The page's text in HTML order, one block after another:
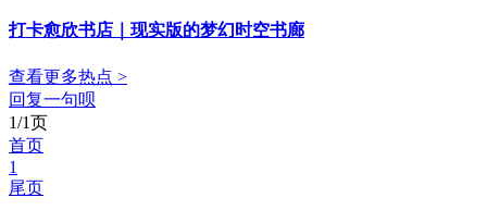
打卡愈欣书店｜现实版的梦幻时空书廊
查看更多热点 >
回复一句呗
1/1页
首页
1
尾页